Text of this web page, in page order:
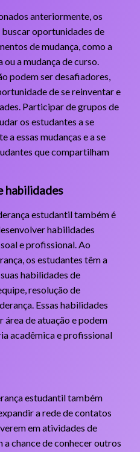
anteriormente, os
oportunidades de
de mudança, como a
a mudança de curso.
podem ser desafiadores,
de se reinventar e
Participar de grupos de
os estudantes a se
a essas mudanças e a se
que compartilham
habilidades
estudantil também é
habilidades
e profissional. Ao
os estudantes têm a
habilidades de
resolução de
Essas habilidades
área de atuação e podem
acadêmica e profissional
estudantil também
a rede de contatos
em atividades de
a chance de conhecer outros